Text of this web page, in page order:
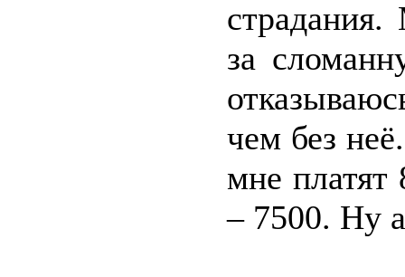
за
чем без
мне платят
– 7500. Ну